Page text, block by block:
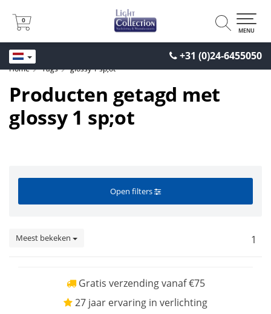
+31 (0)24-6455050
0
0
MENU
Home Tags glossy 1 sp;ot
Producten getagd met
glossy 1 sp;ot
Open filters
Meest bekeken 1
Gratis verzending vanaf €75
27 jaar ervaring in verlichting